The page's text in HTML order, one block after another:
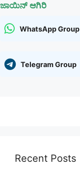
ಜಾಯಿನ್ ಆಗಿರಿ
WhatsApp Group
Telegram Group
Recent Posts